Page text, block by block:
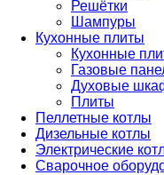
Решётки
Шампуры
Кухонные плиты
Кухонные
Газовые
Духовые
Плиты
Пеллетные котлы
Дизельные котлы
Электрические
Сварочное